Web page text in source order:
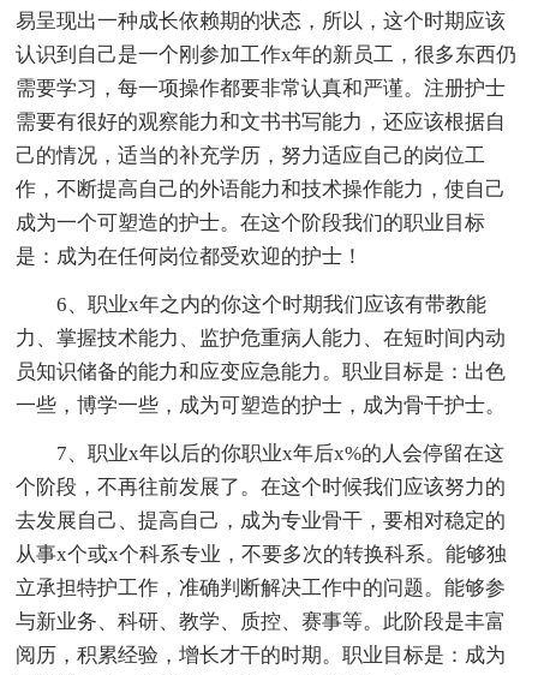
易呈现出一种成长依赖期的状态，所以，这个时期应该
认识到自己是一个刚参加工作x年的新员工，很多东西仍
需要学习，每一项操作都要非常认真和严谨。注册护士
需要有很好的观察能力和文书书写能力，还应该根据自
己的情况，适当的补充学历，努力适应自己的岗位工
作，不断提高自己的外语能力和技术操作能力，使自己
成为一个可塑造的护士。在这个阶段我们的职业目标
是：成为在任何岗位都受欢迎的护士！
6、职业x年之内的你这个时期我们应该有带教能
力、掌握技术能力、监护危重病人能力、在短时间内动
员知识储备的能力和应变应急能力。职业目标是：出色
一些，博学一些，成为可塑造的护士，成为骨干护士。
7、职业x年以后的你职业x年后x%的人会停留在这
个阶段，不再往前发展了。在这个时候我们应该努力的
去发展自己、提高自己，成为专业骨干，要相对稳定的
从事x个或x个科系专业，不要多次的转换科系。能够独
立承担特护工作，准确判断解决工作中的问题。能够参
与新业务、科研、教学、质控、赛事等。此阶段是丰富
阅历，积累经验，增长才干的时期。职业目标是：成为